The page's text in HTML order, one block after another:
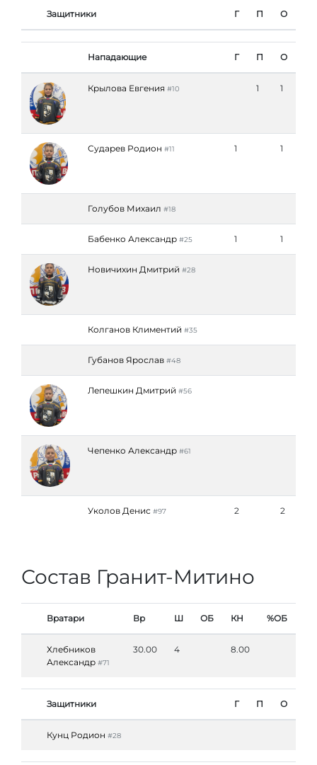
Защитники Г П О
Нападающие Г П О
Крылова Евгения #10 1 1
Сударев Родион #11 1 1
Голубов Михаил #18
Бабенко Александр #25 1 1
Новичихин Дмитрий #28
Колганов Климентий #35
Губанов Ярослав #48
Лепешкин Дмитрий #56
Чепенко Александр #61
Уколов Денис #97 2 2
Состав Гранит-Митино
Вратари Вр Ш ОБ КН %ОБ
Хлебников
Александр #71
30.00 4 8.00
Защитники Г П О
Кунц Родион #28